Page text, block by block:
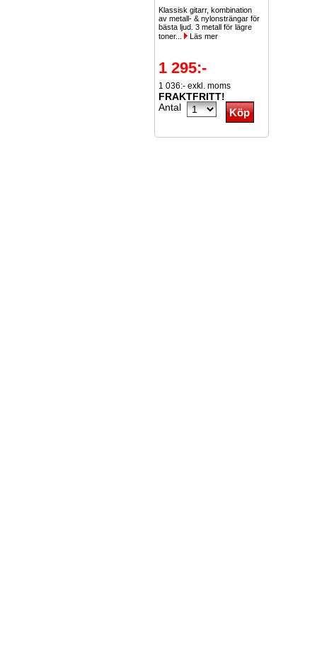
Klassisk gitarr, kombination
av metall- & nylonsträngar för
bästa ljud. 3 metall för lägre
toner...
Läs mer
1 295:-
1 036:- exkl. moms
FRAKTFRITT!
Antal